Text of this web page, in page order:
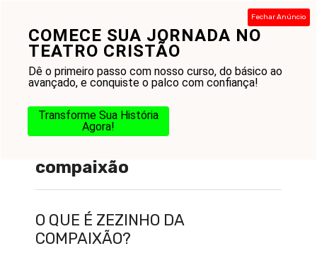
COMECE SUA JORNADA NO
TEATRO CRISTÃO
Dê o primeiro passo com nosso curso, do básico ao
avançado, e conquiste o palco com confiança!
Transforme Sua História
Agora!
Fechar Anúncio
conteúdo
compaixão
O QUE É ZEZINHO DA
COMPAIXÃO?